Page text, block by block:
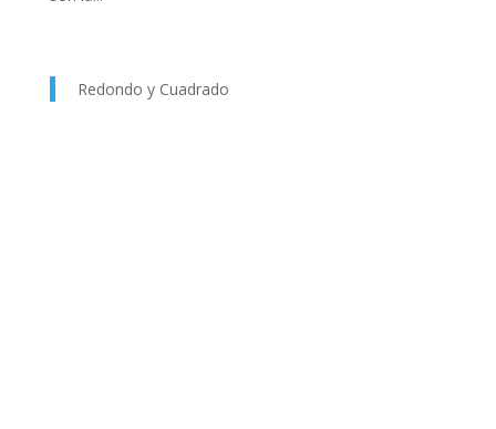
Redondo y Cuadrado